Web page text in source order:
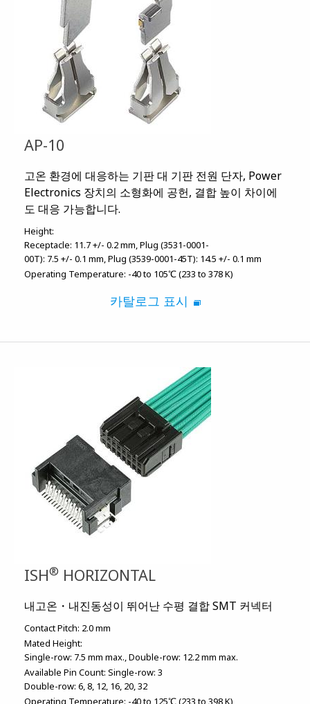
AP-10
고온 환경에 대응하는 기판 대 기판 전원 단자, Power
Electronics 장치의 소형화에 공헌, 결합 높이 차이에
도 대응 가능합니다.
Height:
Receptacle: 11.7 +/- 0.2 mm Plug (3531-0001-
00T): 7.5 +/- 0.1 mm Plug (3539-0001-45T): 14.5 +/- 0.1 mm
Operating Temperature: -40 to 105℃ (233 to 378 K)
카탈로그 표시
ISH® HORIZONTAL
내고온・내진동성이 뛰어난 수평 결합 SMT 커넥터
Contact Pitch: 2.0 mm
Mated Height:
Single-row: 7.5 mm max. Double-row: 12.2 mm max.
Available Pin Count: Single-row: 3
Double-row: 6, 8, 12, 16, 20, 32
Operating Temperature: -40 to 125℃ (233 to 398 K)